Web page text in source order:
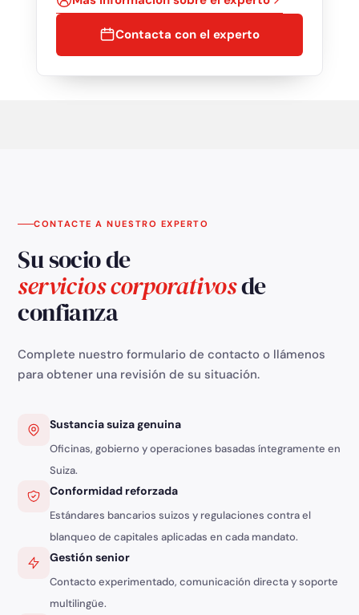
Contacta con el experto
CONTACTE A NUESTRO EXPERTO
Su socio de
servicios corporativosde
confianza
Complete nuestro formulario de contacto o llámenos
para obtener una revisión de su situación.
Sustancia suiza genuina
Oficinas, gobierno y operaciones basadas íntegramente en
Suiza.
Conformidad reforzada
Estándares bancarios suizos y regulaciones contra el
blanqueo de capitales aplicadas en cada mandato.
Gestión senior
Contacto experimentado, comunicación directa y soporte
multilingüe.